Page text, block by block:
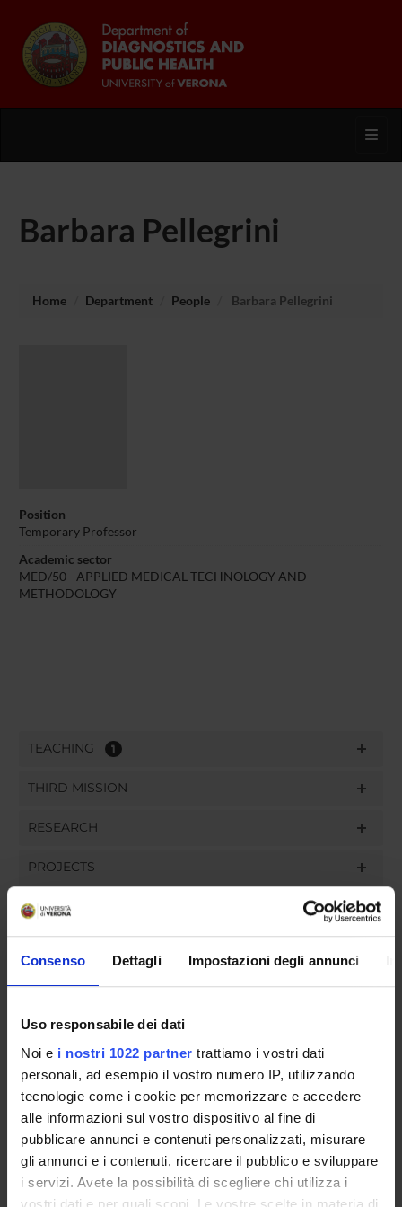
Consenso Dettagli Impostazioni degli annunci
Uso responsabile dei dati
Noi e i nostri 1022 partner trattiamo i vostri dati
personali, ad esempio il vostro numero IP, utilizzando
tecnologie come i cookie per memorizzare e accedere
alle informazioni sul vostro dispositivo al fine di
pubblicare annunci e contenuti personalizzati, misurare
gli annunci e i contenuti, ricercare il pubblico e sviluppare
i servizi. Avete la possibilità di scegliere chi utilizza i
vostri dati e per quali scopi. Le vostre scelte in materia di
Barbara Pellegrini
Home Department People Barbara Pellegrini
Position
Temporary Professor
Academic sector
MED/50 - APPLIED MEDICAL TECHNOLOGY AND
METHODOLOGY
TEACHING 1
THIRD MISSION
RESEARCH
PROJECTS
ASSIGNMENTS
COMMITTEES
DEPARTMENT ADMINISTRATION OFFICES
STUDENT ADMINISTRATION OFFICES